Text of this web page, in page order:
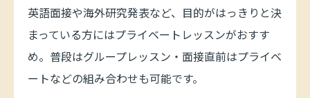
英語面接や海外研究発表など、目的がはっきりと決
まっている方にはプライベートレッスンがおすす
め。普段はグループレッスン・面接直前はプライベ
ートなどの組み合わせも可能です。